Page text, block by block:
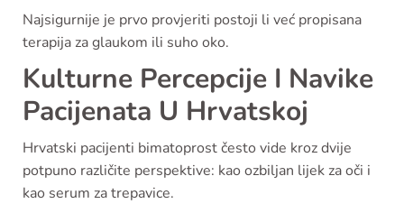
Najsigurnije je prvo provjeriti postoji li već propisana
terapija za glaukom ili suho oko.
Kulturne Percepcije I Navike
Pacijenata U Hrvatskoj
Hrvatski pacijenti bimatoprost često vide kroz dvije
potpuno različite perspektive: kao ozbiljan lijek za oči i
kao serum za trepavice.